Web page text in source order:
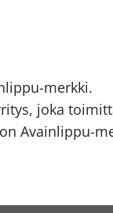
merkki.
joka
Avainlippu-